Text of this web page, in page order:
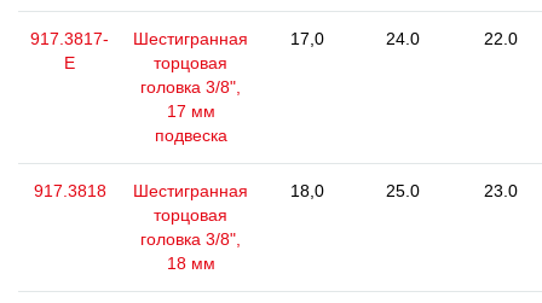
917.3817-
E
Шестигранная
торцовая
головка 3/8",
17 мм
подвеска
17,0 24.0 22.0
917.3818
Шестигранная
торцовая
головка 3/8",
18 мм
18,0 25.0 23.0